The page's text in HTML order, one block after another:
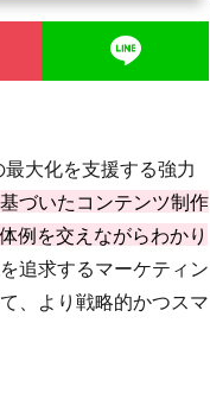
大化を支援する強力
づいたコンテンツ制作
例を交えながらわかり
追求するマーケティン
、より戦略的かつスマ